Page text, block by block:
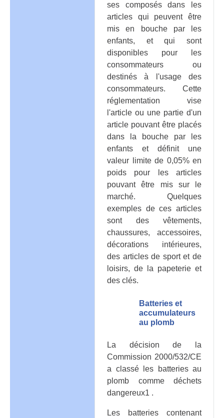
ses composés dans les
articles qui peuvent être
mis en bouche par les
enfants, et qui sont
disponibles pour les
consommateurs ou
destinés à l'usage des
consommateurs. Cette
réglementation vise
l'article ou une partie d'un
article pouvant être placés
dans la bouche par les
enfants et définit une
valeur limite de 0,05% en
poids pour les articles
pouvant être mis sur le
marché. Quelques
exemples de ces articles
sont des vêtements,
chaussures, accessoires,
décorations intérieures,
des articles de sport et de
loisirs, de la papeterie et
des clés.
Batteries et
accumulateurs
au plomb
La décision de la
Commission 2000/532/CE
a classé les batteries au
plomb comme déchets
dangereux1 .
Les batteries contenant